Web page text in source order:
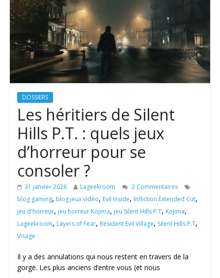
DOSSIERS
Les héritiers de Silent
Hills P.T. : quels jeux
d’horreur pour se
consoler ?
31 janvier 2026 Lageekroom
2 Commentaires
blog gaming, blog jeux vidéo, Evil Inside, Infliction Extended Cut,
jeu d'horreur, jeu horreur Kojima, jeu Silent Hills P.T, Kojima,
Lageekroom, Layers of Fear, Resident Evil Village, Silent Hills P.T,
Visage
Il y a des annulations qui nous restent en travers de la
gorge. Les plus anciens d’entre vous (et nous